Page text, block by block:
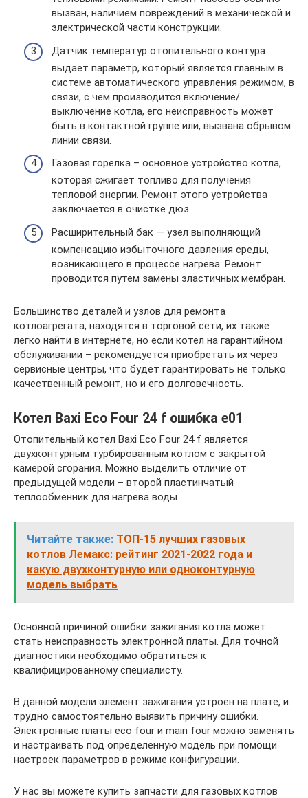
вызван, наличием повреждений в механической и
электрической части конструкции.
Датчик температур отопительного контура
выдает параметр, который является главным в
системе автоматического управления режимом, в
связи, с чем производится включение/
выключение котла, его неисправность может
быть в контактной группе или, вызвана обрывом
линии связи.
Газовая горелка – основное устройство котла,
которая сжигает топливо для получения
тепловой энергии. Ремонт этого устройства
заключается в очистке дюз.
Расширительный бак — узел выполняющий
компенсацию избыточного давления среды,
возникающего в процессе нагрева. Ремонт
проводится путем замены эластичных мембран.
Большинство деталей и узлов для ремонта
котлоагрегата, находятся в торговой сети, их также
легко найти в интернете, но если котел на гарантийном
обслуживании – рекомендуется приобретать их через
сервисные центры, что будет гарантировать не только
качественный ремонт, но и его долговечность.
Котел Baxi Eco Four 24 f ошибка e01
Отопительный котел Baxi Eco Four 24 f является
двухконтурным турбированным котлом с закрытой
камерой сгорания. Можно выделить отличие от
предыдущей модели – второй пластинчатый
теплообменник для нагрева воды.
Читайте также: ТОП-15 лучших газовых
котлов Лемакс: рейтинг 2021-2022 года и
какую двухконтурную или одноконтурную
модель выбрать
Основной причиной ошибки зажигания котла может
стать неисправность электронной платы. Для точной
диагностики необходимо обратиться к
квалифицированному специалисту.
В данной модели элемент зажигания устроен на плате, и
трудно самостоятельно выявить причину ошибки.
Электронные платы eco four и main four можно заменять
и настраивать под определенную модель при помощи
настроек параметров в режиме конфигурации.
У нас вы можете купить запчасти для газовых котлов